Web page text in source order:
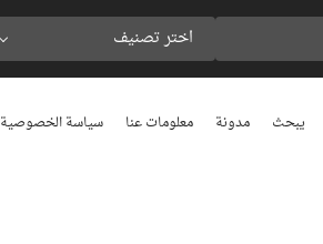
اختر تصنيف
يبحث مدونة معلومات عنا سياسة الخصوصية